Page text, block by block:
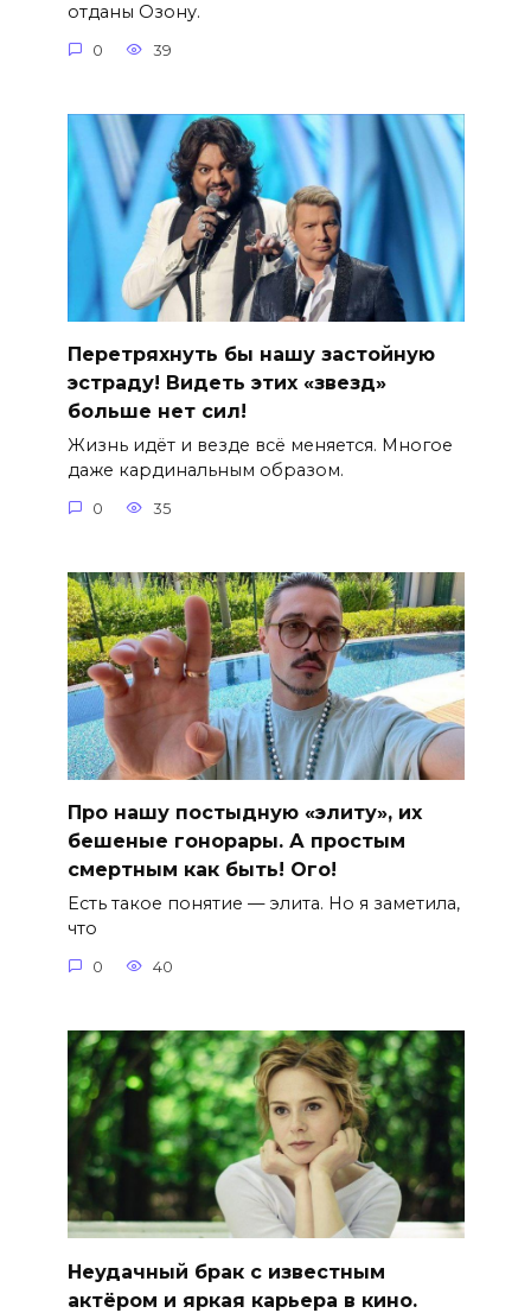
отданы Озону.
0 39
Перетряхнуть бы нашу застойную
эстраду! Видеть этих «звезд»
больше нет сил!
Жизнь идёт и везде всё меняется. Многое
даже кардинальным образом.
0 35
Про нашу постыдную «элиту», их
бешеные гонорары. А простым
смертным как быть! Ого!
Есть такое понятие — элита. Но я заметила,
что
0 40
Неудачный брак с известным
актёром и яркая карьера в кино.